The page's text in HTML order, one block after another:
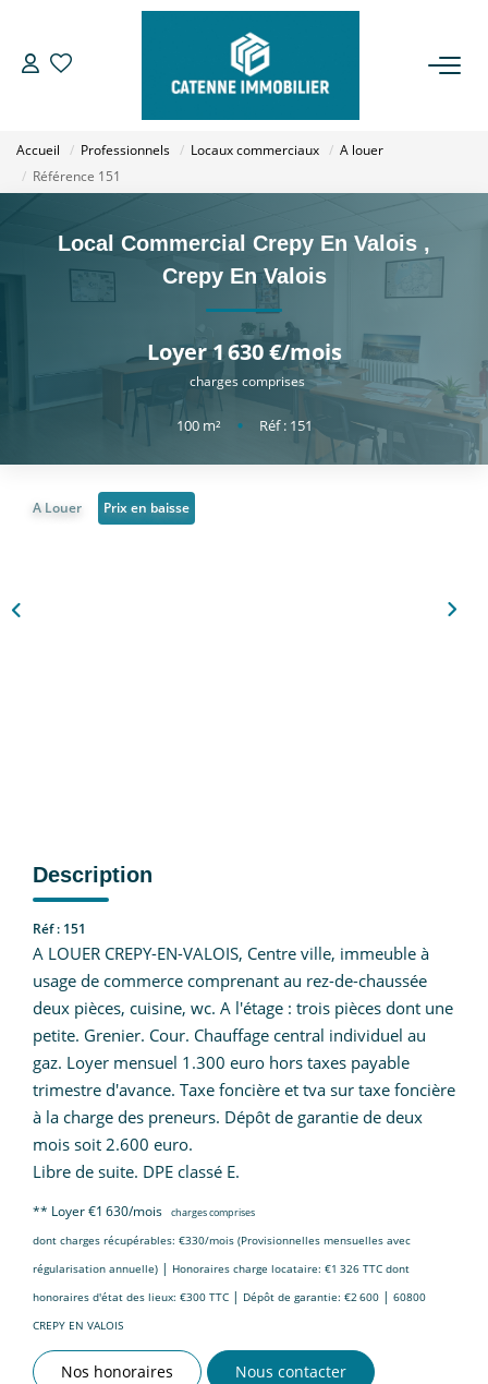
ESTIMER
GESTION
NOTRE AGENCE
Qui Sommes Nous
Notre Équipe
Nous Rejoindre
Accueil Professionnels Locaux commerciaux
A louer
Référence 151
Local Commercial Crepy En Valois ,
Crepy En Valois
Loyer 1 630 €/mois
charges comprises
100m² • Réf : 151
A Louer Prix en baisse
Description
Réf : 151
A LOUER CREPY-EN-VALOIS, Centre ville, immeuble à
usage de commerce comprenant au rez-de-chaussée
deux pièces, cuisine, wc. A l'étage : trois pièces dont une
petite. Grenier. Cour. Chauffage central individuel au
gaz. Loyer mensuel 1.300 euro hors taxes payable
trimestre d'avance. Taxe foncière et tva sur taxe foncière
à la charge des preneurs. Dépôt de garantie de deux
mois soit 2.600 euro.
Libre de suite. DPE classé E.
** Loyer €1 630/mois
charges comprises
dont charges récupérables: €330/mois (Provisionnelles mensuelles avec
régularisation annuelle) | Honoraires charge locataire: €1 326 TTC dont
honoraires d'état des lieux: €300 TTC | Dépôt de garantie: €2 600 | 60800
CREPY EN VALOIS
Nos honoraires Nous contacter